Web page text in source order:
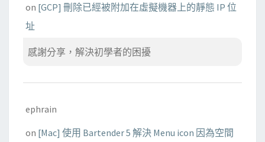
e
r
on [GCP] 刪除已經被附加在虛擬機器上的靜態 IP 位
址
感謝分享，解決初學者的困擾
ephrain
on [Mac] 使用 Bartender 5 解決 Menu icon 因為空間